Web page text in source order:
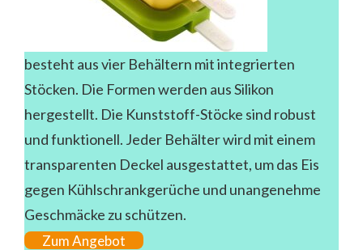
besteht aus vier Behältern mit integrierten
Stöcken. Die Formen werden aus Silikon
hergestellt. Die Kunststoff-Stöcke sind robust
und funktionell. Jeder Behälter wird mit einem
transparenten Deckel ausgestattet, um das Eis
gegen Kühlschrankgerüche und unangenehme
Geschmäcke zu schützen.
Zum Angebot